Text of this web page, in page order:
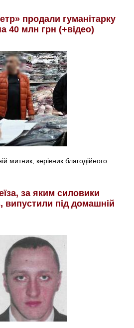
продали гуманітарку
40 млн грн (+відео)
митник, керівник благодійного
за яким силовики
випустили під домашній